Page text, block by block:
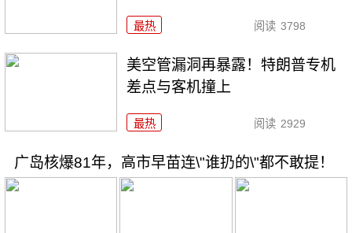
最热 阅读 3798
美空管漏洞再暴露！特朗普专机
差点与客机撞上
最热 阅读 2929
广岛核爆81年，高市早苗连\"谁扔的\"都不敢提！